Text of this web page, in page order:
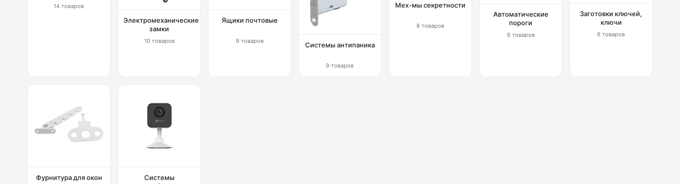
14 товаров
Электромеханические
замки
10 товаров
Ящики почтовые
9 товаров Системы антипаника
9 товаров
Мех-мы секретности
8 товаров
Автоматические
пороги
6 товаров
Заготовки ключей,
ключи
6 товаров
Фурнитура для окон
Системы